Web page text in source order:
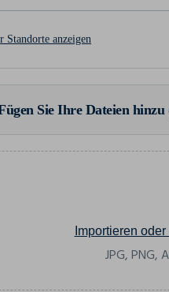
Standorte anzeigen
Sie Ihre Dateien
Importieren
JPG, PNG,